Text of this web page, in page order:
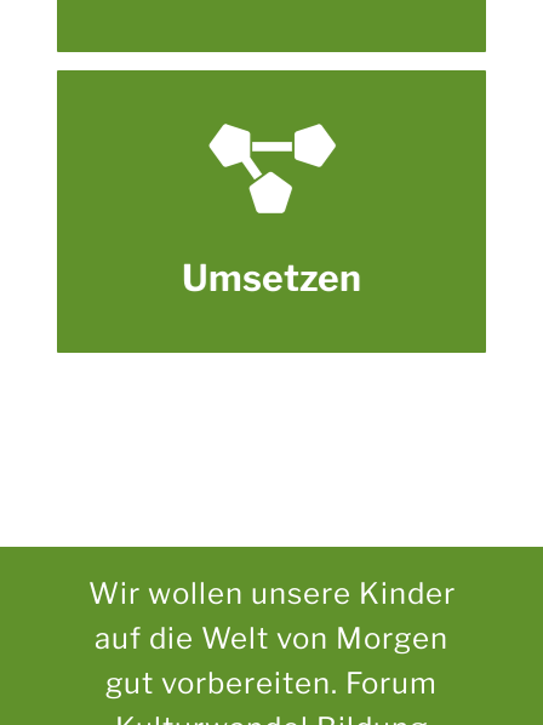
Umsetzen
Wir begleiten Entwicklungsprozesse und
helfen, Ideen wirksam umzusetzen und
nachhaltig zu verankern.
Wir wollen unsere Kinder
auf die Welt von Morgen
gut vorbereiten. Forum